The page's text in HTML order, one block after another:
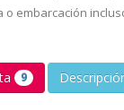
embarcación
9